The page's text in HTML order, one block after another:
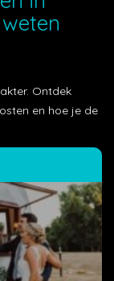
Ontdek
en hoe je de